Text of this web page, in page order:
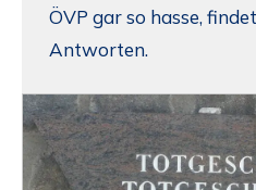
ÖVP gar so hasse,
Antworten.